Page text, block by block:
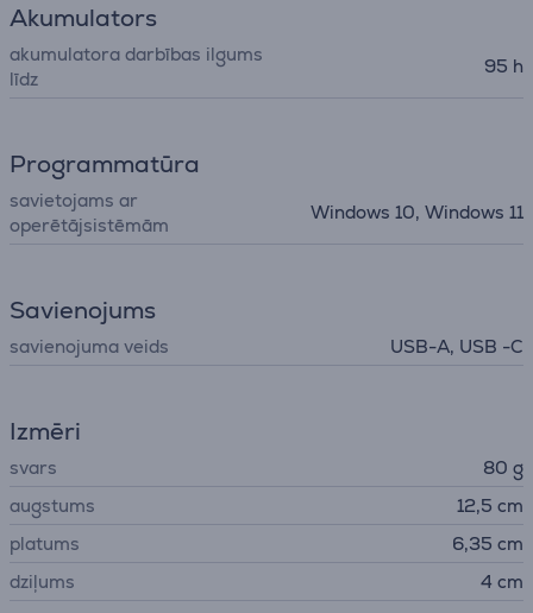
Akumulators
akumulatora darbības ilgums
līdz
95 h
Programmatūra
savietojams ar
operētājsistēmām
Windows 10, Windows 11
Savienojums
savienojuma veids USB-A, USB -C
Izmēri
svars
80 g
augstums
12,5 cm
platums
6,35 cm
dziļums
4 cm